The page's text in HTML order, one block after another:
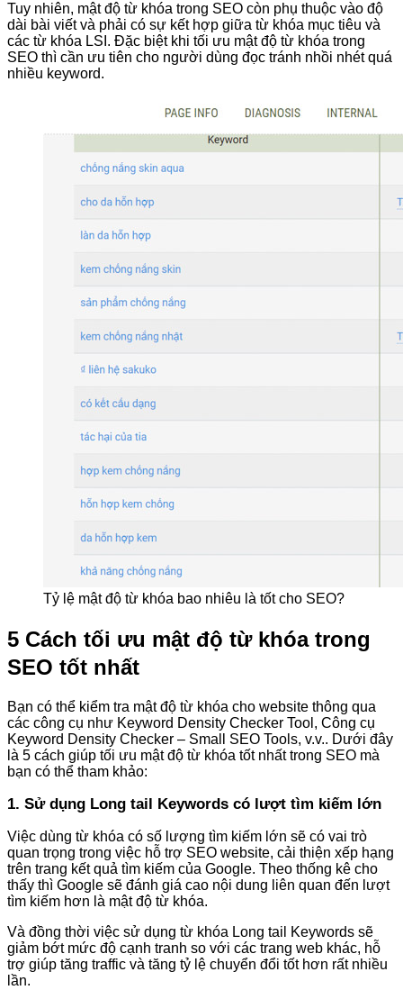
Tuy nhiên, mật độ từ khóa trong SEO còn phụ thuộc vào độ
dài bài viết và phải có sự kết hợp giữa từ khóa mục tiêu và
các từ khóa LSI. Đặc biệt khi tối ưu mật độ từ khóa trong
SEO thì cần ưu tiên cho người dùng đọc tránh nhồi nhét quá
nhiều keyword.
Tỷ lệ mật độ từ khóa bao nhiêu là tốt cho SEO?
5 Cách tối ưu mật độ từ khóa trong
SEO tốt nhất
Bạn có thể kiểm tra mật độ từ khóa cho website thông qua
các công cụ như Keyword Density Checker Tool, Công cụ
Keyword Density Checker – Small SEO Tools, v.v.. Dưới đây
là 5 cách giúp tối ưu mật độ từ khóa tốt nhất trong SEO mà
bạn có thể tham khảo:
1. Sử dụng Long tail Keywords có lượt tìm kiếm lớn
Việc dùng từ khóa có số lượng tìm kiếm lớn sẽ có vai trò
quan trọng trong việc hỗ trợ SEO website, cải thiện xếp hạng
trên trang kết quả tìm kiếm của Google. Theo thống kê cho
thấy thì Google sẽ đánh giá cao nội dung liên quan đến lượt
tìm kiếm hơn là mật độ từ khóa.
Và đồng thời việc sử dụng từ khóa Long tail Keywords sẽ
giảm bớt mức độ cạnh tranh so với các trang web khác, hỗ
trợ giúp tăng traffic và tăng tỷ lệ chuyển đổi tốt hơn rất nhiều
lần.